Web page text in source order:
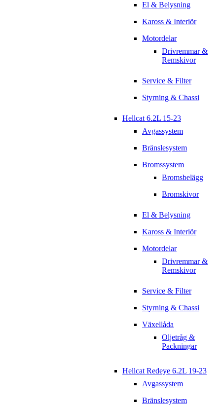
El & Belysning
Kaross & Interiör
Motordelar
Drivremmar &
Remskivor
Service & Filter
Styrning & Chassi
Hellcat 6.2L 15-23
Avgassystem
Bränslesystem
Bromssystem
Bromsbelägg
Bromskivor
El & Belysning
Kaross & Interiör
Motordelar
Drivremmar &
Remskivor
Service & Filter
Styrning & Chassi
Växellåda
Oljetråg &
Packningar
Hellcat Redeye 6.2L 19-23
Avgassystem
Bränslesystem